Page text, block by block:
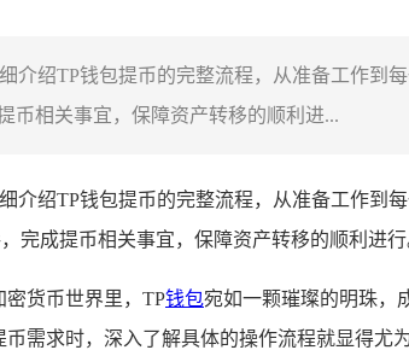
介绍TP钱包提币的完整流程，从准备工作到
币相关事宜，保障资产转移的顺利进...
介绍TP钱包提币的完整流程，从准备工作到
完成提币相关事宜，保障资产转移的顺利进行
货币世界里，TP钱包宛如一颗璀璨的明珠，
需求时，深入了解具体的操作流程就显得尤